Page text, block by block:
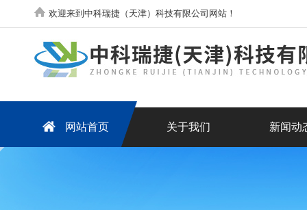
欢迎来到中科瑞捷（天津）科技有限公司网站！
网站首页 关于我们 新闻动